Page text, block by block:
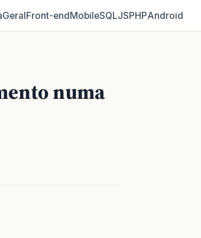
GeralFront‑endMobileSQLJSPHPAndroid
numa